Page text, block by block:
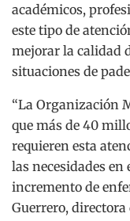
académicos,
este tipo de
mejorar la calidad
situaciones de
“La Organización
que más de 40
requieren esta
las necesidades
incremento de
Guerrero,